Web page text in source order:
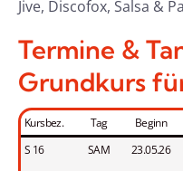
Jive, Discofox, Salsa &
Termine &
Grundkurs
Kursbez. Tag Beginn
S 16
SAM 23.05.26